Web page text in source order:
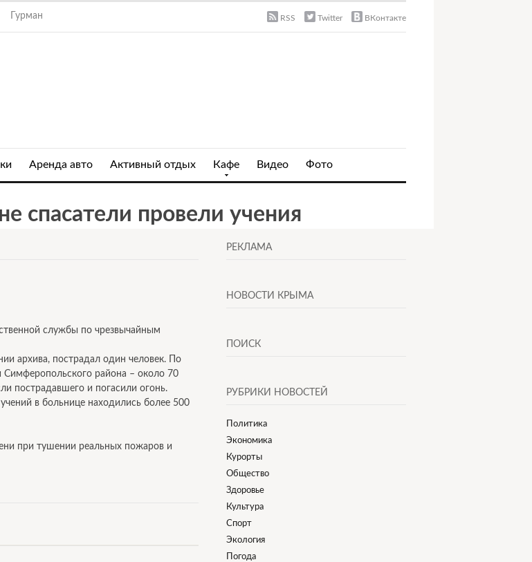
RSS Twitter ВКонтакте
Гурман
Аренда авто Активный отдых Кафе Видео Фото
спасатели провели учения
службы по чрезвычайным
архива, пострадал один человек. По
района – около 70
пострадавшего и погасили огонь.
в больнице находились более 500
при тушении реальных пожаров и
РЕКЛАМА
НОВОСТИ КРЫМА
ПОИСК
РУБРИКИ НОВОСТЕЙ
Политика
Экономика
Курорты
Общество
Здоровье
Культура
Спорт
Экология
Погода